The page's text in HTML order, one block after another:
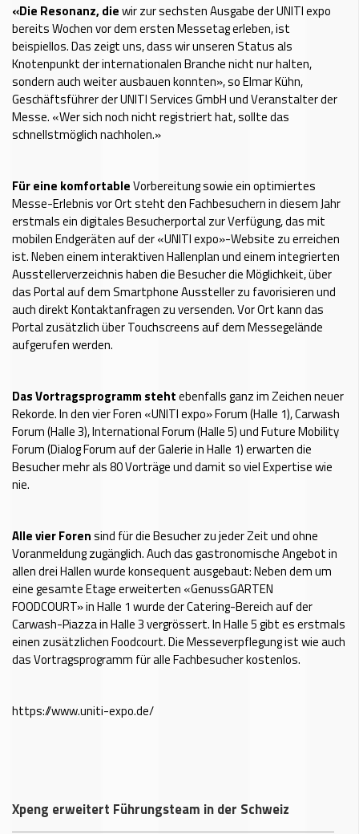
«Die Resonanz, diewir zur sechsten Ausgabe der UNITI expo
bereits Wochen vor dem ersten Messetag erleben, ist
beispiellos. Das zeigt uns, dass wir unseren Status als
Knotenpunkt der internationalen Branche nicht nur halten,
sondern auch weiter ausbauen konnten», so Elmar Kühn,
Geschäftsführer der UNITI Services GmbH und Veranstalter der
Messe. «Wer sich noch nicht registriert hat, sollte das
schnellstmöglich nachholen.»
Für eine komfortableVorbereitung sowie ein optimiertes
Messe-Erlebnis vor Ort steht den Fachbesuchern in diesem Jahr
erstmals ein digitales Besucherportal zur Verfügung, das mit
mobilen Endgeräten auf der «UNITI expo»-Website zu erreichen
ist. Neben einem interaktiven Hallenplan und einem integrierten
Ausstellerverzeichnis haben die Besucher die Möglichkeit, über
das Portal auf dem Smartphone Aussteller zu favorisieren und
auch direkt Kontaktanfragen zu versenden. Vor Ort kann das
Portal zusätzlich über Touchscreens auf dem Messegelände
aufgerufen werden.
Das Vortragsprogramm stehtebenfalls ganz im Zeichen neuer
Rekorde. In den vier Foren «UNITI expo» Forum (Halle 1), Carwash
Forum (Halle 3), International Forum (Halle 5) und Future Mobility
Forum (Dialog Forum auf der Galerie in Halle 1) erwarten die
Besucher mehr als 80 Vorträge und damit so viel Expertise wie
nie.
Alle vier Forensind für die Besucher zu jeder Zeit und ohne
Voranmeldung zugänglich. Auch das gastronomische Angebot in
allen drei Hallen wurde konsequent ausgebaut: Neben dem um
eine gesamte Etage erweiterten «GenussGARTEN
FOODCOURT» in Halle 1 wurde der Catering-Bereich auf der
Carwash-Piazza in Halle 3 vergrössert. In Halle 5 gibt es erstmals
einen zusätzlichen Foodcourt. Die Messeverpflegung ist wie auch
das Vortragsprogramm für alle Fachbesucher kostenlos.
https://www.uniti-expo.de/
Xpeng erweitert Führungsteam in der Schweiz